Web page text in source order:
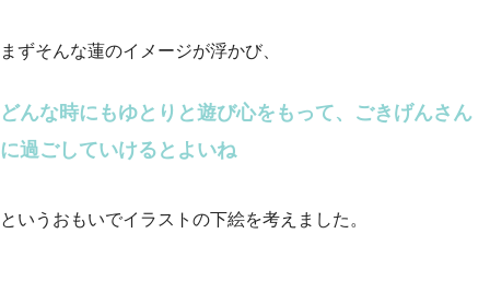
まずそんな蓮のイメージが浮かび、
どんな時にもゆとりと遊び心をもって、ごきげんさん
に過ごしていけるとよいね
というおもいでイラストの下絵を考えました。